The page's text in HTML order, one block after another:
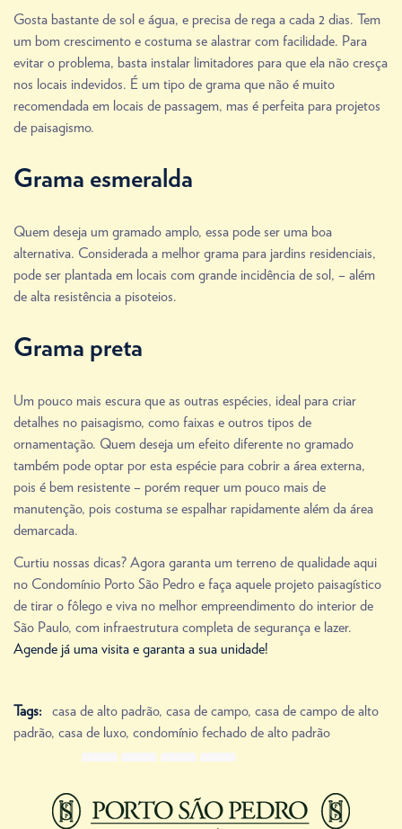
Gosta bastante de sol e água, e precisa de rega a cada 2 dias. Tem
um bom crescimento e costuma se alastrar com facilidade. Para
evitar o problema, basta instalar limitadores para que ela não cresça
nos locais indevidos. É um tipo de grama que não é muito
recomendada em locais de passagem, mas é perfeita para projetos
de paisagismo.
Grama esmeralda
Quem deseja um gramado amplo, essa pode ser uma boa
alternativa. Considerada a melhor grama para jardins residenciais,
pode ser plantada em locais com grande incidência de sol, – além
de alta resistência a pisoteios.
Grama preta
Um pouco mais escura que as outras espécies, ideal para criar
detalhes no paisagismo, como faixas e outros tipos de
ornamentação. Quem deseja um efeito diferente no gramado
também pode optar por esta espécie para cobrir a área externa,
pois é bem resistente – porém requer um pouco mais de
manutenção, pois costuma se espalhar rapidamente além da área
demarcada.
Curtiu nossas dicas? Agora garanta um terreno de qualidade aqui
no Condomínio Porto São Pedro e faça aquele projeto paisagístico
de tirar o fôlego e viva no melhor empreendimento do interior de
São Paulo, com infraestrutura completa de segurança e lazer.
Agende já uma visita e garanta a sua unidade!
Tags: casa de alto padrão, casa de campo, casa de campo de alto
padrão, casa de luxo, condomínio fechado de alto padrão